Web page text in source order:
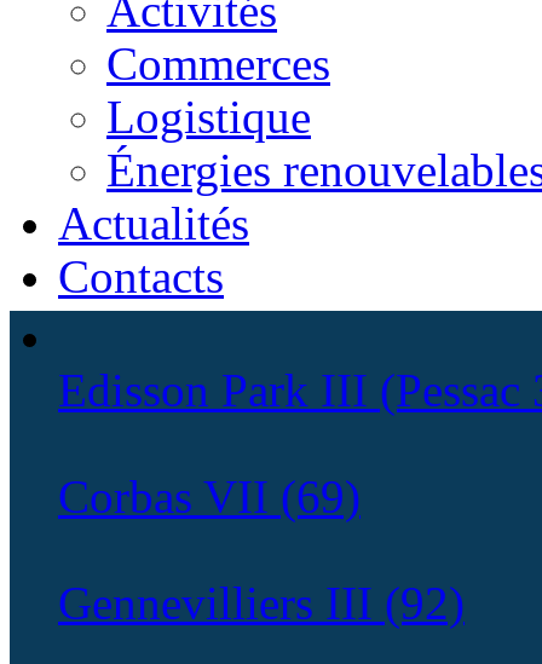
Activités
Commerces
Logistique
Énergies
Actualités
Contacts
Edisson Park III (Pessac
Corbas VII (69)
Gennevilliers III (92)